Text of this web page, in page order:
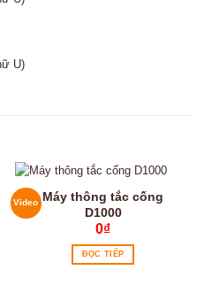
Video Máy thông tắc cống
D1000
0₫
ĐỌC TIẾP